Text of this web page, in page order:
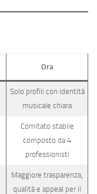
Ora
Solo profili con identità
musicale chiara
Comitato stabile
composto da 4
professionisti
Maggiore trasparenza,
qualità e appeal per il